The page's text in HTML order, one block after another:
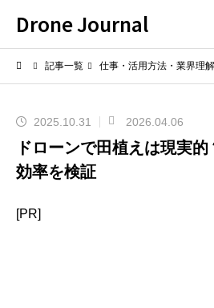
Drone Journal
記事一覧 仕事・活用方法・業界理解
2025.10.31 2026.04.06
ドローンで田植えは現実
効率を検証
[PR]